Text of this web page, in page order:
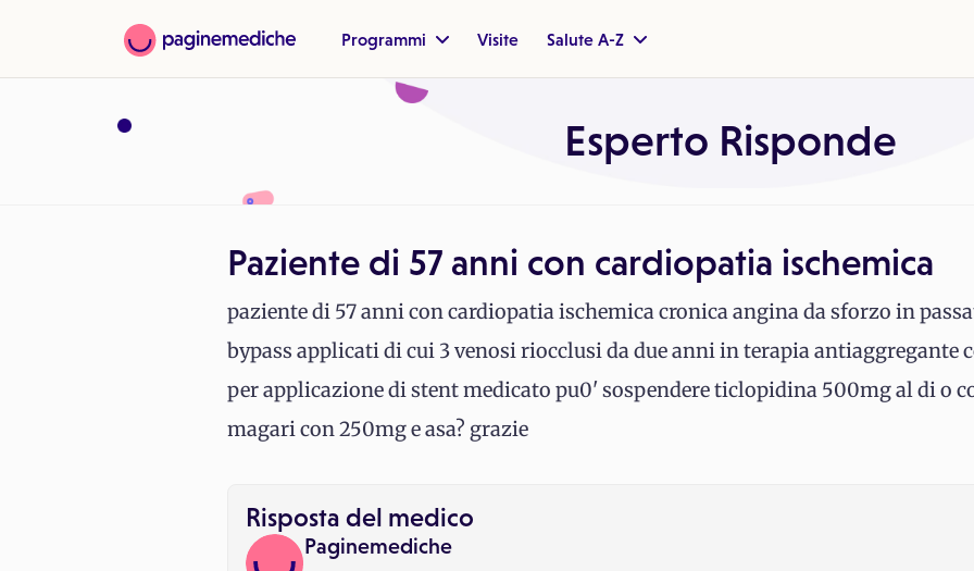
Programmi Visite Salute A-Z
Esperto Risponde
Paziente di 57 anni con cardiopatia ischemica
paziente di 57 anni con cardiopatia ischemica cronica angina da sforzo in
bypass applicati di cui 3 venosi riocclusi da due anni in terapia antiaggregante
per applicazione di stent medicato pu0' sospendere ticlopidina 500mg al di o
magari con 250mg e asa? grazie
Risposta del medico
Paginemediche